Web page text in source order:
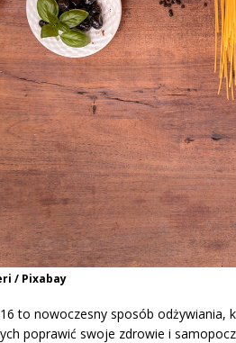
/ Pixabay
to nowoczesny sposób odżywiania,
poprawić swoje zdrowie i